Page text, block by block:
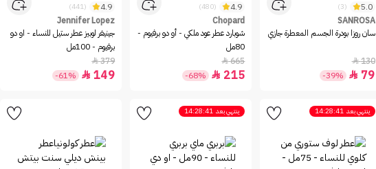
5.0
(3)
SANROSA
سان روزا بودرة الجسم المعطرة جازي
130

79

-39%
4.9
(480)
Chopard
شوبارد عطر عود ملكي - أو دو برفيوم -
80مل
665

215

-68%
4.9
(441)
Jennifer Lopez
جينيفر لوبيز عطر ستيل للنساء - او دو
برفيوم - 100مل
379

149

-61%
ينتهي بعد 14:28:41 ينتهي بعد 14:28:41